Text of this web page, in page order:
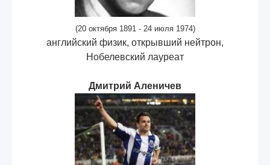
(20 октября 1891 - 24 июля 1974)
английский физик, открывший нейтрон,
Нобелевский лауреат
Дмитрий Аленичев